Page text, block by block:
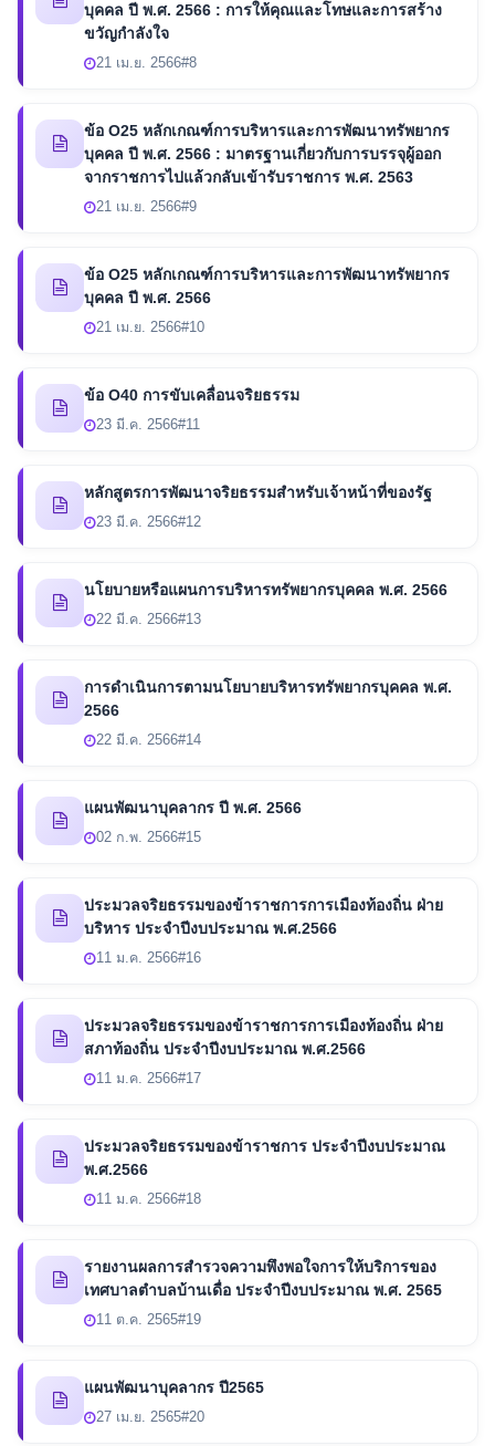
บุคคล ปี พ.ศ. 2566 : การให้คุณและโทษและการสร้าง
ขวัญกำลังใจ
21 เม.ย. 2566#8
ข้อ O25 หลักเกณฑ์การบริหารและการพัฒนาทรัพยากร
บุคคล ปี พ.ศ. 2566 : มาตรฐานเกี่ยวกับการบรรจุผู้ออก
จากราชการไปแล้วกลับเข้ารับราชการ พ.ศ. 2563
21 เม.ย. 2566#9
ข้อ O25 หลักเกณฑ์การบริหารและการพัฒนาทรัพยากร
บุคคล ปี พ.ศ. 2566
21 เม.ย. 2566#10
ข้อ O40 การขับเคลื่อนจริยธรรม
23 มี.ค. 2566#11
หลักสูตรการพัฒนาจริยธรรมสำหรับเจ้าหน้าที่ของรัฐ
23 มี.ค. 2566#12
นโยบายหรือแผนการบริหารทรัพยากรบุคคล พ.ศ. 2566
22 มี.ค. 2566#13
การดำเนินการตามนโยบายบริหารทรัพยากรบุคคล พ.ศ.
2566
22 มี.ค. 2566#14
แผนพัฒนาบุคลากร ปี พ.ศ. 2566
02 ก.พ. 2566#15
ประมวลจริยธรรมของข้าราชการการเมืองท้องถิ่น ฝ่าย
บริหาร ประจำปีงบประมาณ พ.ศ.2566
11 ม.ค. 2566#16
ประมวลจริยธรรมของข้าราชการการเมืองท้องถิ่น ฝ่าย
สภาท้องถิ่น ประจำปีงบประมาณ พ.ศ.2566
11 ม.ค. 2566#17
ประมวลจริยธรรมของข้าราชการ ประจำปีงบประมาณ
พ.ศ.2566
11 ม.ค. 2566#18
รายงานผลการสำรวจความพึงพอใจการให้บริการของ
เทศบาลตำบลบ้านเดื่อ ประจำปีงบประมาณ พ.ศ. 2565
11 ต.ค. 2565#19
แผนพัฒนาบุคลากร ปี2565
27 เม.ย. 2565#20